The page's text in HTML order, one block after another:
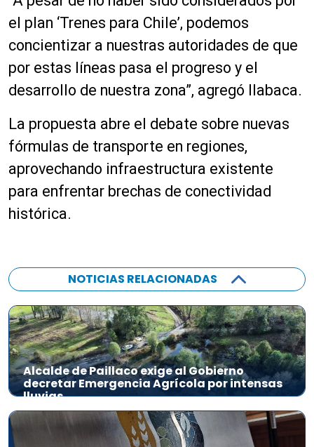
el plan ‘Trenes para Chile’, podemos
concientizar a nuestras autoridades de que
por estas líneas pasa el progreso y el
desarrollo de nuestra zona”, agregó Ilabaca.
La propuesta abre el debate sobre nuevas
fórmulas de transporte en regiones,
aprovechando infraestructura existente
para enfrentar brechas de conectividad
histórica.
NOTICIAS RELACIONADAS
Alcalde de Paillaco exige al Gobierno
decretar Emergencia Agrícola por intensas
lluvias